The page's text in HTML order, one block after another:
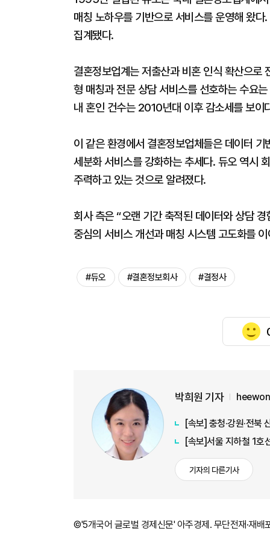
매칭 노하우를 기반으로 서비스를 운영해 왔
집계됐다.
결혼정보업계는 저출산과 비혼 인식 확산으로
형 매칭과 전문 상담 서비스를 선호하는 수요
내 혼인 건수는 2010년대 이후 감소세를 보이
이 같은 환경에서 결혼정보업체들은 데이터 기
세분화 서비스를 강화하는 추세다. 듀오 역시
주력하고 있는 것으로 알려졌다.
회사 측은 “오랜 기간 축적된 데이터와 상담
중심의 서비스 개선과 매칭 시스템 고도화를
#듀오 #결혼정보회사 #결정사
박희원 기자
[속보] 충청·강원·전북
[속보]서울 지하철 1호
기자의 다른기사
©'5개국어 글로벌 경제신문' 아주경제. 무단전재·재배